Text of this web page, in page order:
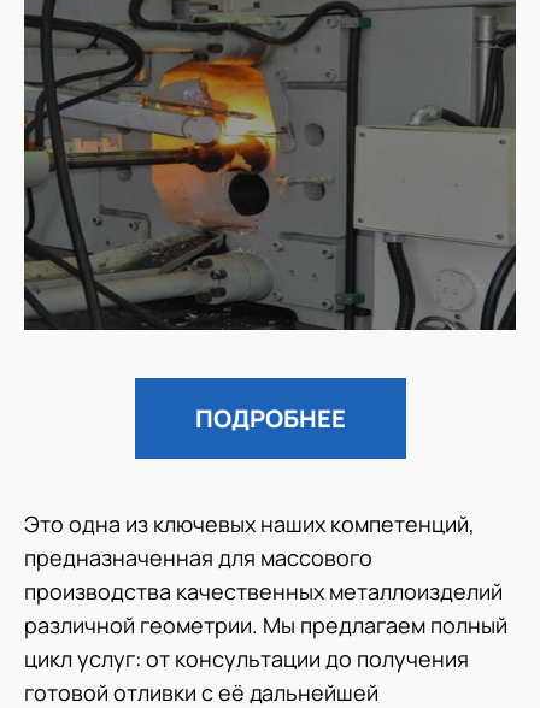
ПОДРОБНЕЕ
Это одна из ключевых наших компетенций,
предназначенная для массового
производства качественных металлоизделий
различной геометрии. Мы предлагаем полный
цикл услуг: от консультации до получения
готовой отливки с её дальнейшей